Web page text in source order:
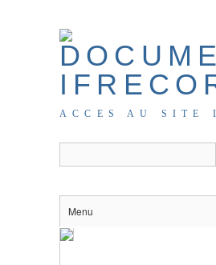
ACCES AU SITE
Menu